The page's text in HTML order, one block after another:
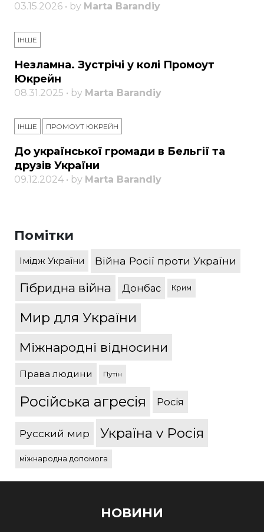
03.15.2026 • by Marta Barandiy
ІНШЕ
Незламна. Зустрічі у колі Промоут
Юкрейн
08.31.2025 • by Marta Barandiy
ІНШЕ ПРОМОУТ ЮКРЕЙН
До української громади в Бельгії та
друзів України
09.12.2024 • by Marta Barandiy
Помітки
Імідж України Війна Росії проти України
Гібридна війна Донбас Крим
Мир для України
Міжнародні відносини
Права людини Путін
Російська агресія Росія
Русский мир Україна v Росія
міжнародна допомога
НОВИНИ